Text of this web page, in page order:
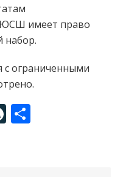
имеет право
набор.
с ограниченными
LiveJournal